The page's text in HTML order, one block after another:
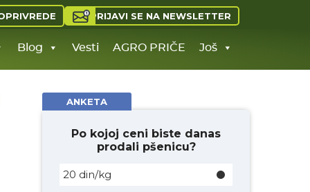
PRIJAVI SE NA NEWSLETTER
Blog Vesti AGRO PRIČE Još
ANKETA
Po kojoj ceni biste danas
prodali pšenicu?
20 din/kg